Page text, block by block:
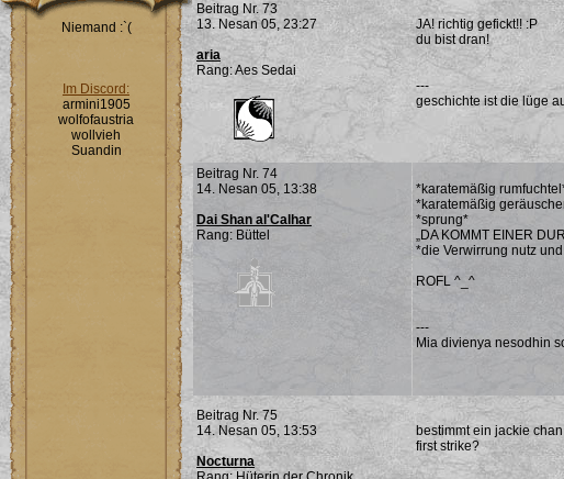
Niemand :`(
Im Discord:
armini1905
wolfofaustria
wollvieh
Suandin
Beitrag Nr. 73
13. Nesan 05, 23:27
aria
Rang: Aes Sedai
JA! richtig gefickt!! :P
du bist dran!
---
geschichte ist die lüge
Beitrag Nr. 74
14. Nesan 05, 13:38
Dai Shan al'Calhar
Rang: Büttel
*karatemäßig
*karatemäßig
*sprung*
„DA KOMMT EINER
*die Verwirrung nutz
ROFL ^_^
---
Mia divienya nesodhin
Beitrag Nr. 75
14. Nesan 05, 13:53
Nocturna
bestimmt ein jackie
first strike?